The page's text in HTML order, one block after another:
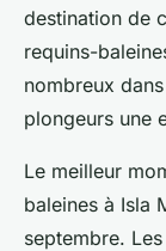
destination de
requins-
nombreux
plongeurs une
Le meilleur
baleines à Isla
septembre.